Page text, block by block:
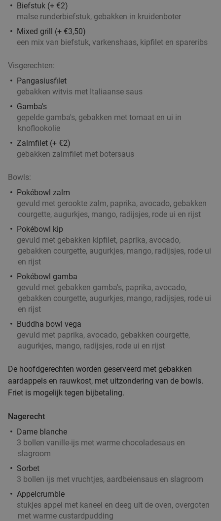
Biefstuk (+ €2)
malse runderbiefstuk, gebakken in kruidenboter
Mixed grill (+ €3,50)
een mix van biefstuk, varkenshaas, kipfilet en spareribs
Visgerechten:
Pangasiusfilet
gebakken witvis met Italiaanse saus
Gamba's
gepelde gamba's, gebakken met tomaat en ui in
knoflookolie
Zalmfilet (+ €2)
gebakken zalmfilet met botersaus
Bowls:
Pokébowl zalm
gevuld met gerookte zalm, paprika, avocado, gebakken
courgette, augurkjes, mango, radijsjes, rode ui en rijst
Pokébowl kip
gevuld met gebakken kipfilet, paprika, avocado,
gebakken courgette, augurkjes, mango, radijsjes, rode ui
en rijst
Pokébowl gamba
gevuld met gebakken gamba's, paprika, avocado,
gebakken courgette, augurkjes, mango, radijsjes, rode ui
en rijst
Buddha bowl vega
gevuld met paprika, avocado, gebakken courgette,
augurkjes, mango, radijsjes, rode ui en rijst
De hoofdgerechten worden geserveerd met gebakken
aardappels en rauwkost, met uitzondering van de bowls.
Friet is mogelijk tegen bijbetaling.
Nagerecht
Dame blanche
3 bollen vanille-ijs met warme chocoladesaus en
slagroom
Sorbet
3 bollen ijs met vruchtjes, aardbeiensaus en slagroom
Appelcrumble
stukjes appel met kaneel en deeg uit de oven, overgoten
met warme custardpudding